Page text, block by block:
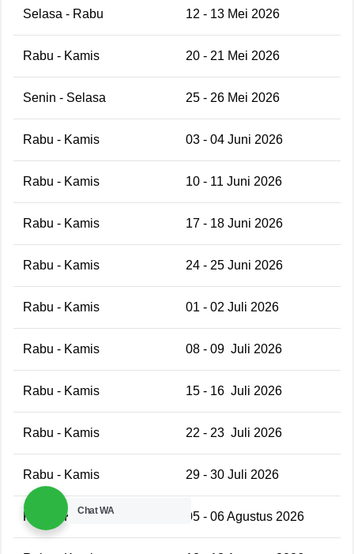
Selasa - Rabu 12 - 13 Mei 2026
Rabu - Kamis 20 - 21 Mei 2026
Senin - Selasa 25 - 26 Mei 2026
Rabu - Kamis 03 - 04 Juni 2026
Rabu - Kamis 10 - 11 Juni 2026
Rabu - Kamis 17 - 18 Juni 2026
Rabu - Kamis 24 - 25 Juni 2026
Rabu - Kamis 01 - 02 Juli 2026
Rabu - Kamis 08 - 09 Juli 2026
Rabu - Kamis 15 - 16 Juli 2026
Rabu - Kamis 22 - 23 Juli 2026
Rabu - Kamis 29 - 30 Juli 2026
Rabu - Kamis 05 - 06 Agustus 2026
Chat WA